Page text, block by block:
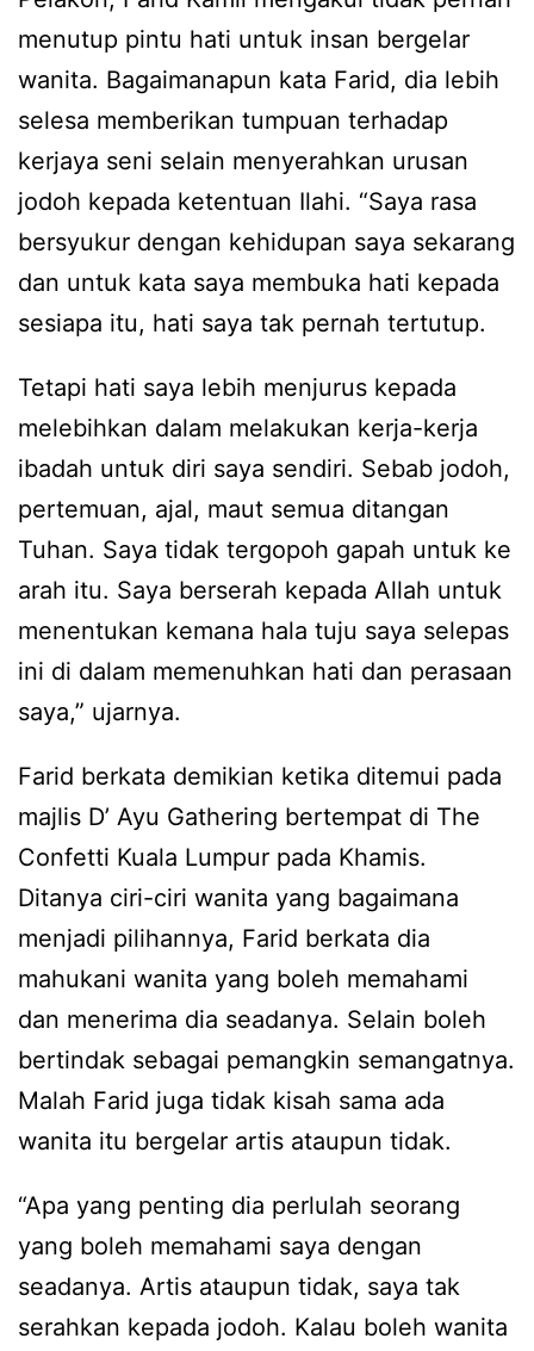
menutup pintu hati untuk insan bergelar
wanita. Bagaimanapun kata Farid, dia lebih
selesa memberikan tumpuan terhadap
kerjaya seni selain menyerahkan urusan
jodoh kepada ketentuan Ilahi. “Saya rasa
bersyukur dengan kehidupan saya sekarang
dan untuk kata saya membuka hati kepada
sesiapa itu, hati saya tak pernah tertutup.
Tetapi hati saya lebih menjurus kepada
melebihkan dalam melakukan kerja-kerja
ibadah untuk diri saya sendiri. Sebab jodoh,
pertemuan, ajal, maut semua ditangan
Tuhan. Saya tidak tergopoh gapah untuk ke
arah itu. Saya berserah kepada Allah untuk
menentukan kemana hala tuju saya selepas
ini di dalam memenuhkan hati dan perasaan
saya,” ujarnya.
Farid berkata demikian ketika ditemui pada
majlis D’ Ayu Gathering bertempat di The
Confetti Kuala Lumpur pada Khamis.
Ditanya ciri-ciri wanita yang bagaimana
menjadi pilihannya, Farid berkata dia
mahukani wanita yang boleh memahami
dan menerima dia seadanya. Selain boleh
bertindak sebagai pemangkin semangatnya.
Malah Farid juga tidak kisah sama ada
wanita itu bergelar artis ataupun tidak.
“Apa yang penting dia perlulah seorang
yang boleh memahami saya dengan
seadanya. Artis ataupun tidak, saya tak
serahkan kepada jodoh. Kalau boleh wanita